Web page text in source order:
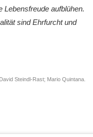
Lebensfreude aufblühen.
sind Ehrfurcht und
Steindl-Rast; Mario Quintana.